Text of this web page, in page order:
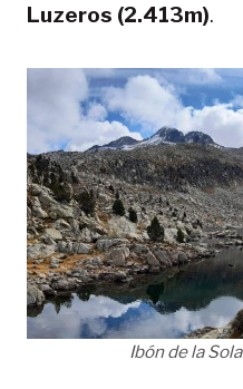
Luzeros (2.413m).
Ibón de la